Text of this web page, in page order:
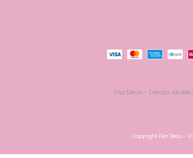
Fiez Deco – Tienda de
Copyright Fiez Deco -